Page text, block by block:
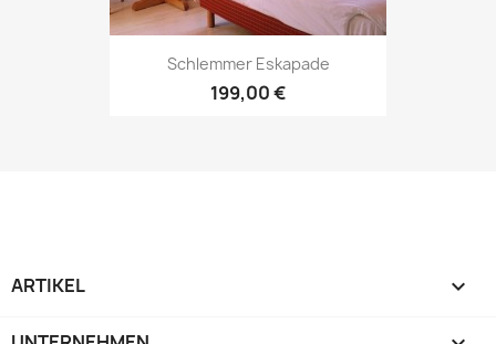
Schlemmer Eskapade
199,00 €
ARTIKEL 